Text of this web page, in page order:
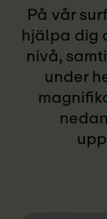
På vår
hjälpa dig
nivå,
under